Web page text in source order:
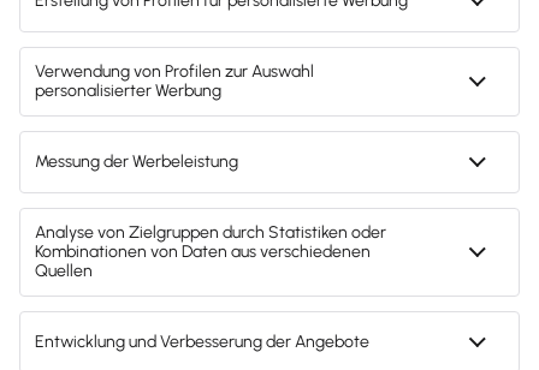
als vor Inkrafttreten der DSGVO. Dennoch ist es
auch für KMU wichtig, alle Regelungen umzusetzen.
Denn die Datenschutzbehörden sind darauf
bedacht, den Bußgeldrahmen komplett
Was tun bei einer Sanktion durch die
Datenschutzbehörde? Das erfährst du in unserem
Artikel: